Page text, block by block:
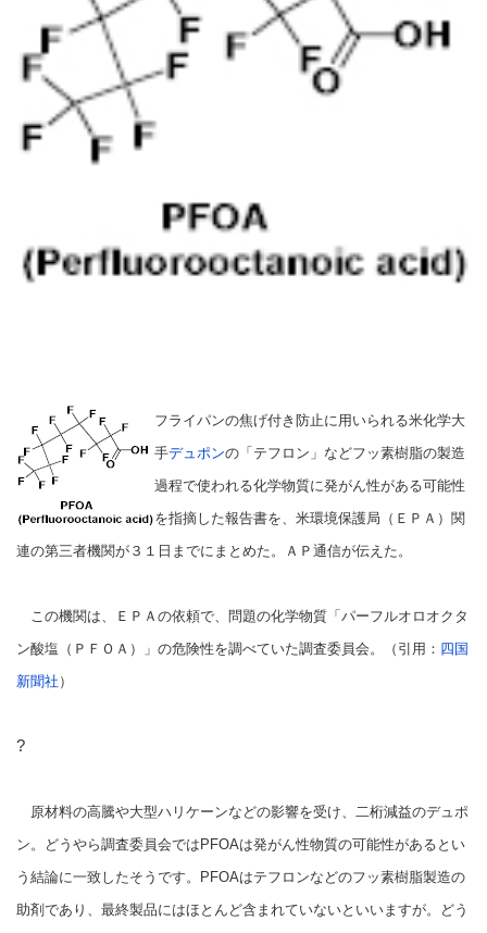
フライパンの焦げ付き防止に用いられる米化学大
手デュポンの「テフロン」などフッ素樹脂の製造
過程で使われる化学物質に発がん性がある可能性
を指摘した報告書を、米環境保護局（ＥＰＡ）関
連の第三者機関が３１日までにまとめた。ＡＰ通信が伝えた。
この機関は、ＥＰＡの依頼で、問題の化学物質「パーフルオロオクタ
ン酸塩（ＰＦＯＡ）」の危険性を調べていた調査委員会。（引用： 四国
新聞社 ）
?
原材料の高騰や大型ハリケーンなどの影響を受け、二桁減益のデュポ
ン。どうやら調査委員会ではPFOAは発がん性物質の可能性があるとい
う結論に一致したそうです。PFOAはテフロンなどのフッ素樹脂製造の
助剤であり、最終製品にはほとんど含まれていないといいますが。どう